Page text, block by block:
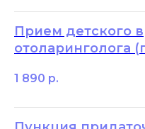
Прием детского
отоларинголога
1 890 р.